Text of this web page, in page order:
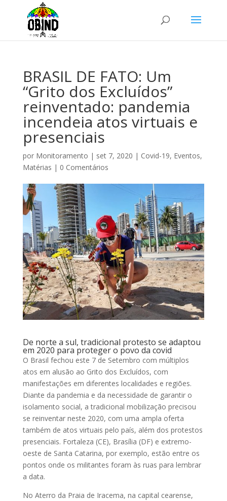
BRASIL DE FATO: Um
“Grito dos Excluídos”
reinventado: pandemia
incendeia atos virtuais e
presenciais
por Monitoramento | set 7, 2020 | Covid-19, Eventos,
Matérias | 0 Comentários
De norte a sul, tradicional protesto se adaptou
em 2020 para proteger o povo da covid
O Brasil fechou este 7 de Setembro com múltiplos
atos em alusão ao Grito dos Excluídos, com
manifestações em diferentes localidades e regiões.
Diante da pandemia e da necessidade de garantir o
isolamento social, a tradicional mobilização precisou
se reinventar neste 2020, com uma ampla oferta
também de atos virtuais pelo país, além dos protestos
presenciais. Fortaleza (CE), Brasília (DF) e extremo-
oeste de Santa Catarina, por exemplo, estão entre os
pontos onde os militantes foram às ruas para lembrar
a data.
No Aterro da Praia de Iracema, na capital cearense,